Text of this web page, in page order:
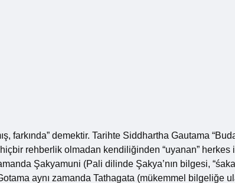
farkında” demektir. Tarihte Siddhartha Gautama
rehberlik olmadan kendiliğinden “uyanan” herkes
Şakyamuni (Pali dilinde Şakya’nın bilgesi,
aynı zamanda Tathagata (mükemmel bilgeliğe